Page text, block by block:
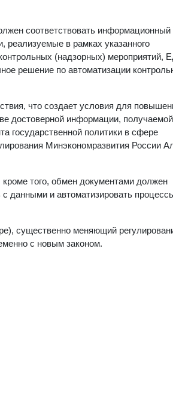
соответствовать
в рамках указанного
(надзорных) мероприятий,
решение по автоматизации
что создает условия для
достоверной информации,
государственной политики в сфере
Минэкономразвития России
того, обмен документами должен
данными и автоматизировать
существенно меняющий
с новым законом.